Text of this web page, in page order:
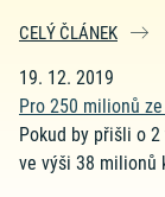
CELÝ ČLÁNEK
19. 12. 2019
Pro 250 milionů
Pokud by přišli o
ve výši 38 milionů